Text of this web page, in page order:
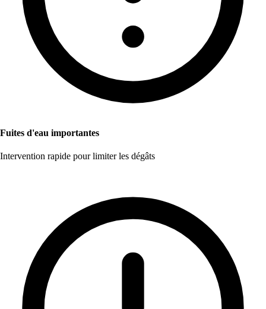
Fuites d'eau importantes
Intervention rapide pour limiter les dégâts